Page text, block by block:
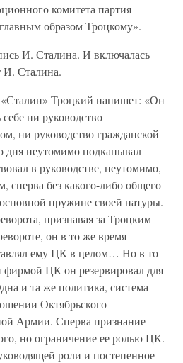
комитета партия
образом Троцкому».
И. Сталина. И включалась
И. Сталина.
Троцкий напишет: «Он
ни руководство
ни руководство гражданской
дня неутомимо подкапывал
в руководстве, неутомимо,
сперва без какого-либо общего
пружине своей натуры.
признавая за Троцким
он в то же время
ему ЦК в целом… Но в то
фирмой ЦК он резервировал для
и та же политика, система
Октябрьского
Армии. Сперва признание
но ограничение ее ролью ЦК.
роли и постепенное